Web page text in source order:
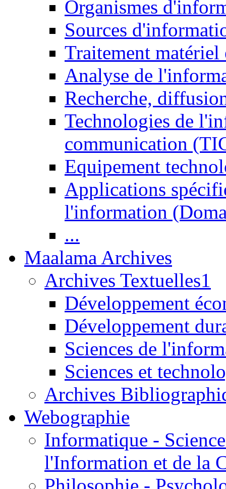
Organismes
Sources
Traitement matériel
Analyse de
Recherche,
Technologies de
communication
Equipement
Applications
l'information
...
Maalama Archives
Archives Textuelles1
Développement
Développement
Sciences de
Sciences et
Archives
Webographie
Informatique -
l'Information et de la